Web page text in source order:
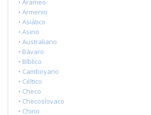
• Arameo
• Armenio
• Asiático
• Asirio
• Australiano
• Bávaro
• Bíblico
• Camboyano
• Céltico
• Checo
• Checoslovaco
• Chino